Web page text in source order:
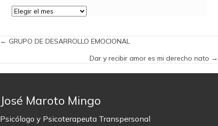
ARCHIVOS
Posts
← GRUPO DE DESARROLLO EMOCIONAL
Dar y recibir amor es mi derecho nato →
José Maroto Mingo
Psicólogo y Psicoterapeuta Transpersonal